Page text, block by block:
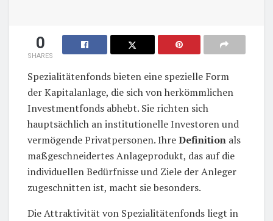
0
SHARES
Spezialitätenfonds bieten eine spezielle Form
der Kapitalanlage, die sich von herkömmlichen
Investmentfonds abhebt. Sie richten sich
hauptsächlich an institutionelle Investoren und
vermögende Privatpersonen. IhreDefinition als
maßgeschneidertes Anlageprodukt, das auf die
individuellen Bedürfnisse und Ziele der Anleger
zugeschnitten ist, macht sie besonders.
Die Attraktivität von Spezialitätenfonds liegt in